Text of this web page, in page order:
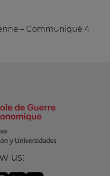
– Communiqué 4
us: